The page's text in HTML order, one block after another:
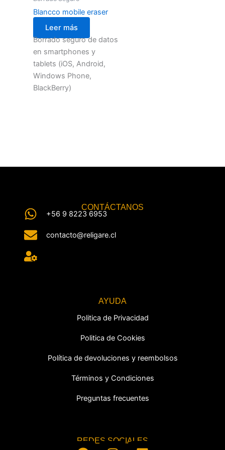
Blancco mobile eraser
Leer más
Borrado seguro de datos
en smartphones y
tablets (iOS, Android,
Windows Phone,
BlackBerry)
CONTÁCTANOS
+56 9 8223 6953
contacto@religare.cl
AYUDA
Politica de Privacidad
Politica de Cookies
Política de devoluciones y reembolsos
Términos y Condiciones
Preguntas frecuentes
REDES SOCIALES
F I L